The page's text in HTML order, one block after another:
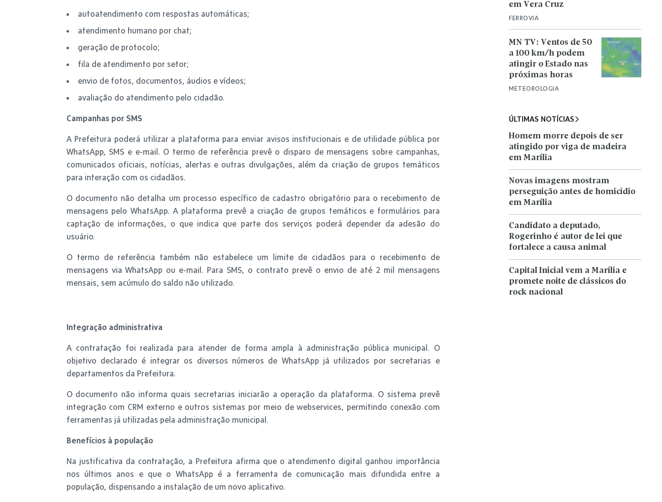
autoatendimento com respostas automáticas;
atendimento humano por chat;
geração de protocolo;
fila de atendimento por setor;
envio de fotos, documentos, áudios e vídeos;
avaliação do atendimento pelo cidadão.
Campanhas por SMS
A Prefeitura poderá utilizar a plataforma para enviar avisos institucionais e de utilidade pública por
WhatsApp, SMS e e-mail. O termo de referência prevê o disparo de mensagens sobre campanhas,
comunicados oficiais, notícias, alertas e outras divulgações, além da criação de grupos temáticos
para interação com os cidadãos.
O documento não detalha um processo específico de cadastro obrigatório para o recebimento de
mensagens pelo WhatsApp. A plataforma prevê a criação de grupos temáticos e formulários para
captação de informações, o que indica que parte dos serviços poderá depender da adesão do
usuário.
O termo de referência também não estabelece um limite de cidadãos para o recebimento de
mensagens via WhatsApp ou e-mail. Para SMS, o contrato prevê o envio de até 2 mil mensagens
mensais, sem acúmulo do saldo não utilizado.
Integração administrativa
A contratação foi realizada para atender de forma ampla à administração pública municipal. O
objetivo declarado é integrar os diversos números de WhatsApp já utilizados por secretarias e
departamentos da Prefeitura.
O documento não informa quais secretarias iniciarão a operação da plataforma. O sistema prevê
integração com CRM externo e outros sistemas por meio de webservices, permitindo conexão com
ferramentas já utilizadas pela administração municipal.
Benefícios à população
Na justificativa da contratação, a Prefeitura afirma que o atendimento digital ganhou importância
nos últimos anos e que o WhatsApp é a ferramenta de comunicação mais difundida entre a
população, dispensando a instalação de um novo aplicativo.
FERROVIA
em Vera Cruz
METEOROLOGIA
MN TV: Ventos de 50
a 100 km/h podem
atingir o Estado nas
próximas horas
ÚLTIMAS NOTÍCIAS
Homem morre depois de ser
atingido por viga de madeira
em Marília
Novas imagens mostram
perseguição antes de homicídio
em Marília
Candidato a deputado,
Rogerinho é autor de lei que
fortalece a causa animal
Capital Inicial vem a Marília e
promete noite de clássicos do
rock nacional